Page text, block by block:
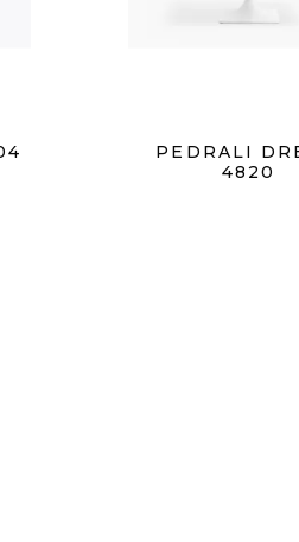
PEDRALI
4820